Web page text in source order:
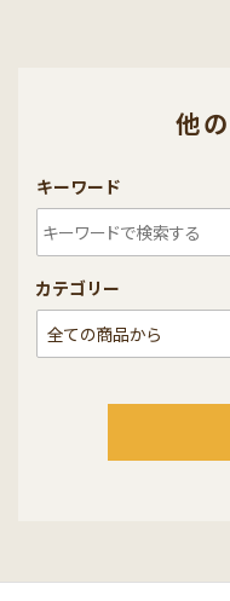
他
キーワード
カテゴリー